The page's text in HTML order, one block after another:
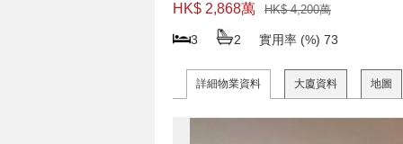
HK$ 2,868萬
HK$ 4,200萬
3 2 實用率 (%) 73
詳細物業資料 大廈資料 地圖